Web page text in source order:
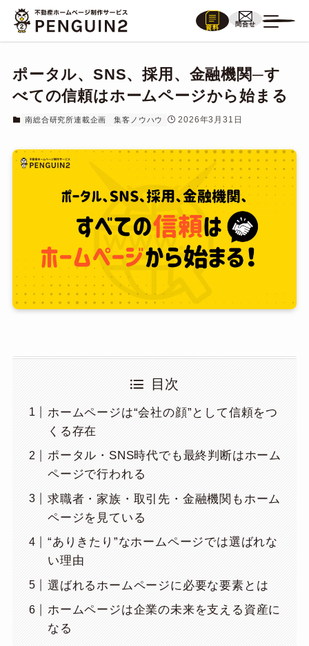
資料
問合せ
ポータル、SNS、採用、金融機関─す
べての信頼はホームページから始まる
南総合研究所連載企画 集客ノウハウ 2026年3月31日
目次
ホームページは“会社の顔”として信頼をつ
くる存在
ポータル・SNS時代でも最終判断はホーム
ページで行われる
求職者・家族・取引先・金融機関もホーム
ページを見ている
“ありきたり”なホームページでは選ばれな
い理由
選ばれるホームページに必要な要素とは
ホームページは企業の未来を支える資産に
なる